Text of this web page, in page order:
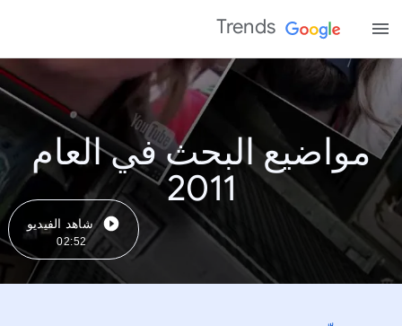
Trends
مواضيع البحث في العام
2011
شاهد الفيديو
02:52